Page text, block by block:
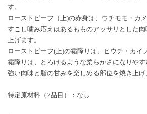
す。
ローストビーフ（上)の赤身は、ウチモモ・カ
すこし噛み応えはあるもものアッサリとした
上げます。
ローストビーフ(上)の霜降りは、ヒウチ・カイ
霜降りは、とろけるような柔らかさになりや
強い肉味と脂の甘みを楽しめる部位を焼き上げ
特定原材料（7品目）：なし